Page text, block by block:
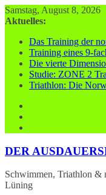
Zum
Inhalt
Samstag, August 8, 2026
Aktuelles:
Das Training der
Training eines 9-
Die vierte
Studie: ZONE 2
Triathlon: Die
DER
Schwimmen, Triathlon &
Lüning